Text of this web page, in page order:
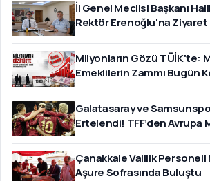
İl Genel Meclisi Başkanı
Rektör Erenoğlu'na Ziyaret
Milyonların Gözü TÜİK'te:
Emeklilerin Zammı Bugün
Galatasaray ve
Ertelendi! TFF’den Avrupa
Çanakkale Valilik Personeli
Aşure Sofrasında Buluştu